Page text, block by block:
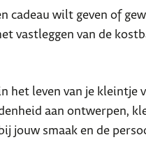
cadeau wilt geven of
vastleggen van de
leven van je
aan ontwerpen,
smaak en de